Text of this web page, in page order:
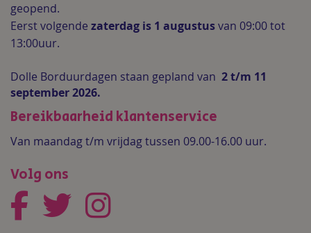
geopend.
Eerst volgende zaterdag is 1 augustusvan 09:00 tot
13:00uur.
Dolle Borduurdagen staan gepland van 2 t/m 11
september 2026.
Bereikbaarheid klantenservice
Van maandag t/m vrijdag tussen 09.00-16.00 uur.
Volg ons